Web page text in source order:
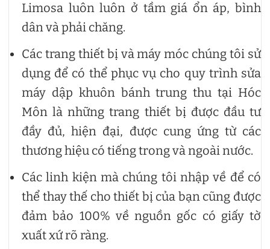
Limosa luôn luôn ở tầm giá ổn áp, bình
dân và phải chăng.
Các trang thiết bị và máy móc chúng tôi sử
dụng để có thể phục vụ cho quy trình sửa
máy dập khuôn bánh trung thu tại Hóc
Môn là những trang thiết bị được đầu tư
đầy đủ, hiện đại, được cung ứng từ các
thương hiệu có tiếng trong và ngoài nước.
Các linh kiện mà chúng tôi nhập về để có
thể thay thế cho thiết bị của bạn cũng được
đảm bảo 100% về nguồn gốc có giấy tờ
xuất xứ rõ ràng.